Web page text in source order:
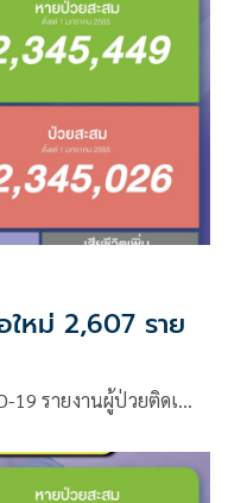
หม่ 2,607 ราย
19 รายงานผู้ป่วยติดเ…